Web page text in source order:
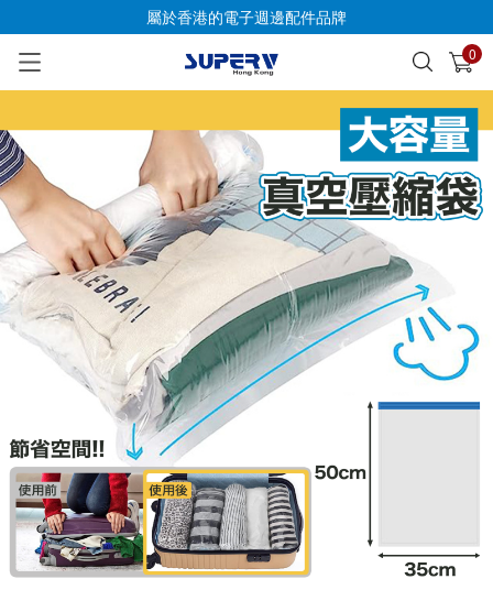
屬於香港的電子週邊配件品牌
0
已加入購物車 查看